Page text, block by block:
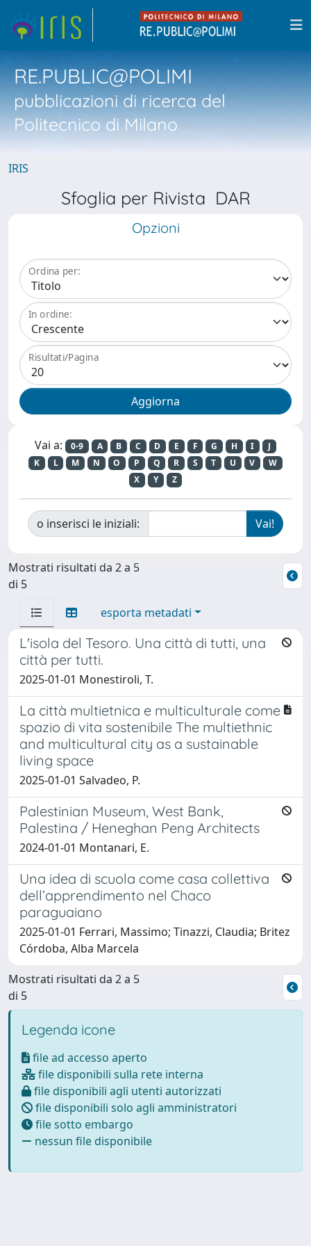
RE.PUBLIC@POLIMI
pubblicazioni di ricerca del
Politecnico di Milano
IRIS
Sfoglia per Rivista DAR
Opzioni
Ordina per:
In ordine:
Risultati/Pagina
Vai a: 0-9 A B C D E F G H I
J
K
L M N O P Q R S T U V
W
X
Y Z
o inserisci le iniziali:
Mostrati risultati da 2 a 5
di 5
esporta metadati
L'isola del Tesoro. Una città di tutti, una
città per tutti.
2025-01-01 Monestiroli, T.
La città multietnica e multiculturale come
spazio di vita sostenibile The multiethnic
and multicultural city as a sustainable
living space
2025-01-01 Salvadeo, P.
Palestinian Museum, West Bank,
Palestina / Heneghan Peng Architects
2024-01-01 Montanari, E.
Una idea di scuola come casa collettiva
dell’apprendimento nel Chaco
paraguaiano
2025-01-01 Ferrari, Massimo; Tinazzi, Claudia; Britez
Córdoba, Alba Marcela
Mostrati risultati da 2 a 5
di 5
Legenda icone
file ad accesso aperto
file disponibili sulla rete interna
file disponibili agli utenti autorizzati
file disponibili solo agli amministratori
file sotto embargo
nessun file disponibile